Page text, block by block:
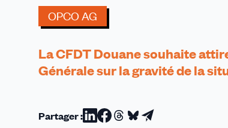
OPCO AG
La CFDT Douane souhaite
Générale sur la gravité de la
Partager :Partager
Partager
Partager
Partager
Partager